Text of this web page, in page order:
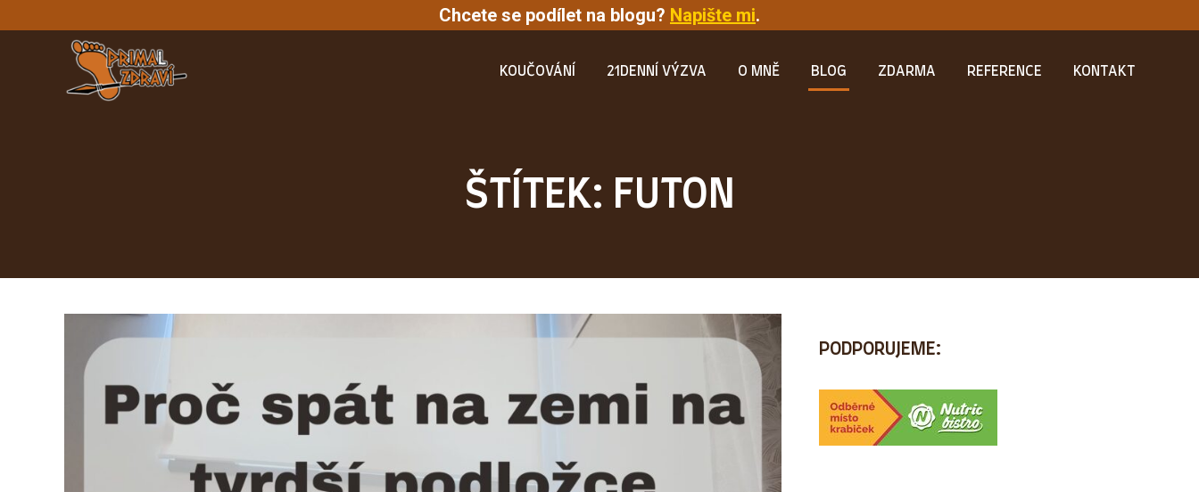
Chcete se podílet na blogu? Napište mi.
KOUČOVÁNÍ 21DENNÍ VÝZVA O MNĚ BLOG ZDARMA REFERENCE KONTAKT
ŠTÍTEK: FUTON
PODPORUJEME: